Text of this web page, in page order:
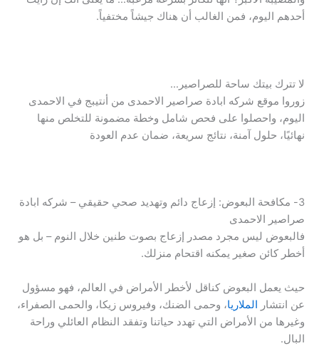
أحدهم اليوم، فمن الغالب أن هناك جيشاً مختفياً.
لا تترك بيتك ساحة للصراصير…
زوروا موقع شركه ابادة صراصير الاحمدى من أنتيبج في الاحمدى
اليوم، واحصلوا على فحص شامل وخطة مضمونة للتخلص منها
نهائيًا، حلول آمنة، نتائج سريعة، ضمان عدم العودة
3- مكافحة البعوض: إزعاج دائم وتهديد صحي حقيقي – شركه ابادة
صراصير الاحمدى
فالبعوض ليس مجرد مصدر إزعاج بصوت طنين خلال النوم – بل هو
أخطر كائن صغير يمكنه اقتحام منزلك.
حيث يعمل البعوض كناقل لأخطر الأمراض في العالم، فهو مسؤول
عن انتشار الملاريا، وحمى الضنك، وفيروس زيكا، والحمى الصفراء،
وغيرها من الأمراض التي تهدد حياتنا وتفقد النظام العائلي وراحة
البال.